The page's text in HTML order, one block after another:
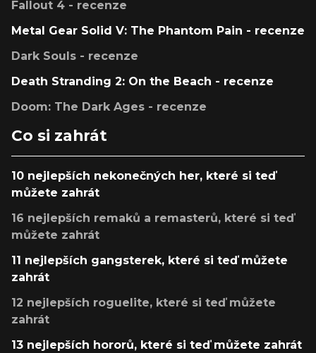
Fallout 4 - recenze
Metal Gear Solid V: The Phantom Pain - recenze
Dark Souls - recenze
Death Stranding 2: On the Beach - recenze
Doom: The Dark Ages - recenze
Co si zahrát
10 nejlepších nekonečných her, které si teď
můžete zahrát
16 nejlepších remaků a remasterů, které si teď
můžete zahrát
11 nejlepších gangsterek, které si teď můžete
zahrát
12 nejlepších roguelite, které si teď můžete
zahrát
13 nejlepších hororů, které si teď můžete zahrát